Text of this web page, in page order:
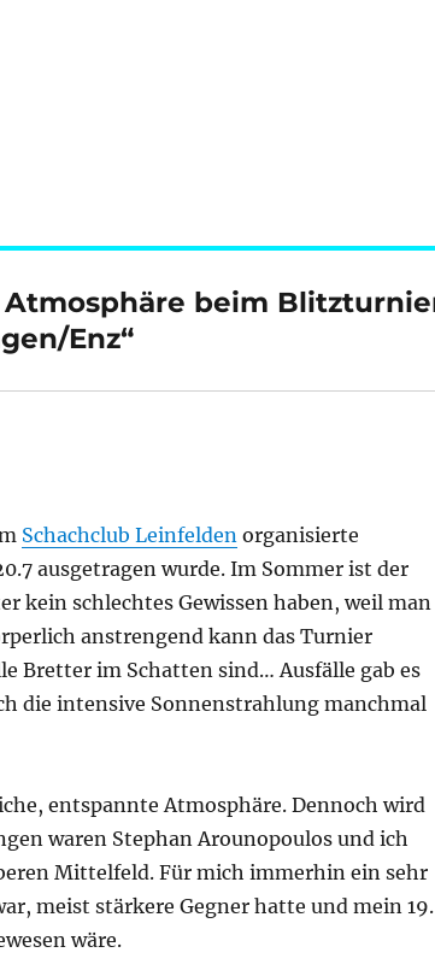
beim
Enz“
Schachclub Leinfelden organisierte
ausgetragen wurde. Im Sommer ist der
kein schlechtes Gewissen haben, weil man
anstrengend kann das Turnier
Bretter im Schatten sind… Ausfälle gab es
die intensive Sonnenstrahlung manchmal
entspannte Atmosphäre. Dennoch wird
waren Stephan Arounopoulos und ich
Mittelfeld. Für mich immerhin ein sehr
meist stärkere Gegner hatte und mein 19.
wäre.